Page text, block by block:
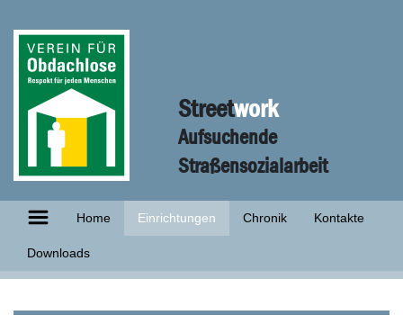
Streetwork
Aufsuchende
Straßensozialarbeit
Home Einrichtungen Chronik Kontakte
Downloads